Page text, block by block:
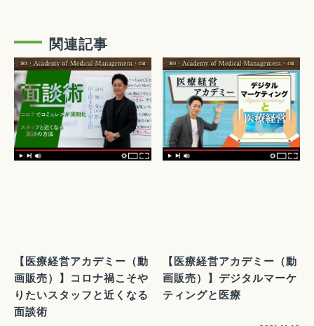
関連記事
【医療経営アカデミー（動
画販売）】コロナ禍こそや
りたいスタッフと近くなる
面談術
【医療経営アカデミー（動
画販売）】デジタルマーケ
ティングと医療